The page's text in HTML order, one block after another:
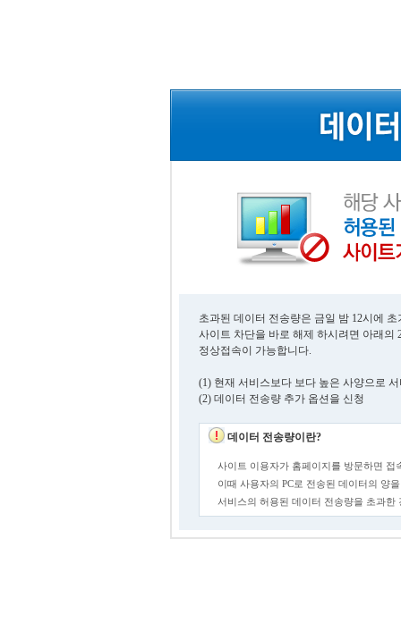
초과된 데이터 전송량은 금일 밤 12시에
사이트 차단을 바로 해제 하시려면 아래의
정상접속이 가능합니다.
(1) 현재 서비스보다 보다 높은 사양으로
(2) 데이터 전송량 추가 옵션을 신청
데이터 전송량이란?
사이트 이용자가 홈페이지를 방문하면 접
이때 사용자의 PC로 전송된 데이터의 양
서비스의 허용된 데이터 전송량을 초과